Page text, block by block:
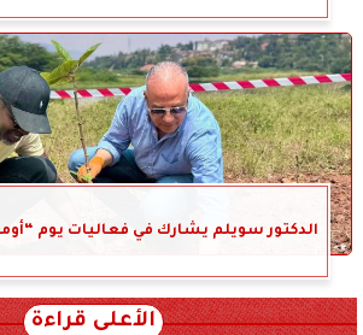
الدكتور سويلم يشارك في فعاليات يوم
الأعلى قراءة